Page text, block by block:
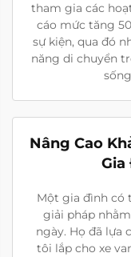
tham gia các
cáo mức tăng
sự kiện, qua đó
năng di chuyển
Nâng Cao
Một gia đình có
giải pháp
ngày. Họ đã lựa
tôi lắp cho xe